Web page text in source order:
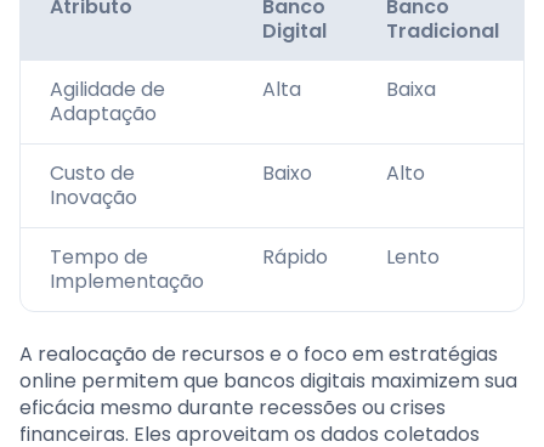
Atributo
Banco
Digital
Banco
Tradicional
Agilidade de
Adaptação
Alta Baixa
Custo de
Inovação
Baixo Alto
Tempo de
Implementação
Rápido Lento
A realocação de recursos e o foco em estratégias
online permitem que bancos digitais maximizem sua
eficácia mesmo durante recessões ou crises
financeiras. Eles aproveitam os dados coletados